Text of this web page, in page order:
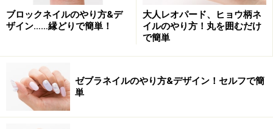
erikonailOMOTESANDO
〒150-0001
東京都渋谷区神宮前5-1-3 Omotesando Keyaki bldg. 8F
TEL：03-3409-5577
ブロックネイルのやり方&デ
ザイン……縁どりで簡単！
大人レオパード、ヒョウ柄ネ
イルのやり方！丸を囲むだけ
で簡単
ゼブラネイルのやり方&デザイン！セルフで簡
単